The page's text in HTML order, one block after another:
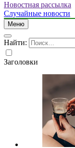
Новостная рассылка
Случайные новости
Меню
Найти:
Заголовки